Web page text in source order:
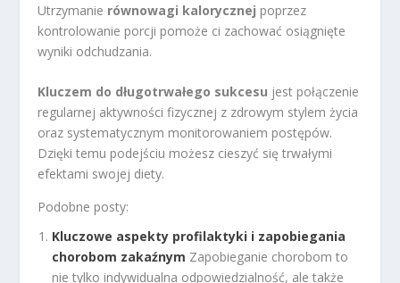
Utrzymanie równowagi kalorycznej poprzez
kontrolowanie porcji pomoże ci zachować osiągnięte
wyniki odchudzania.
Kluczem do długotrwałego sukcesu jest połączenie
regularnej aktywności fizycznej z zdrowym stylem życia
oraz systematycznym monitorowaniem postępów.
Dzięki temu podejściu możesz cieszyć się trwałymi
efektami swojej diety.
Podobne posty:
Kluczowe aspekty profilaktyki i zapobiegania
chorobom zakaźnym Zapobieganie chorobom to
nie tylko indywidualna odpowiedzialność, ale także